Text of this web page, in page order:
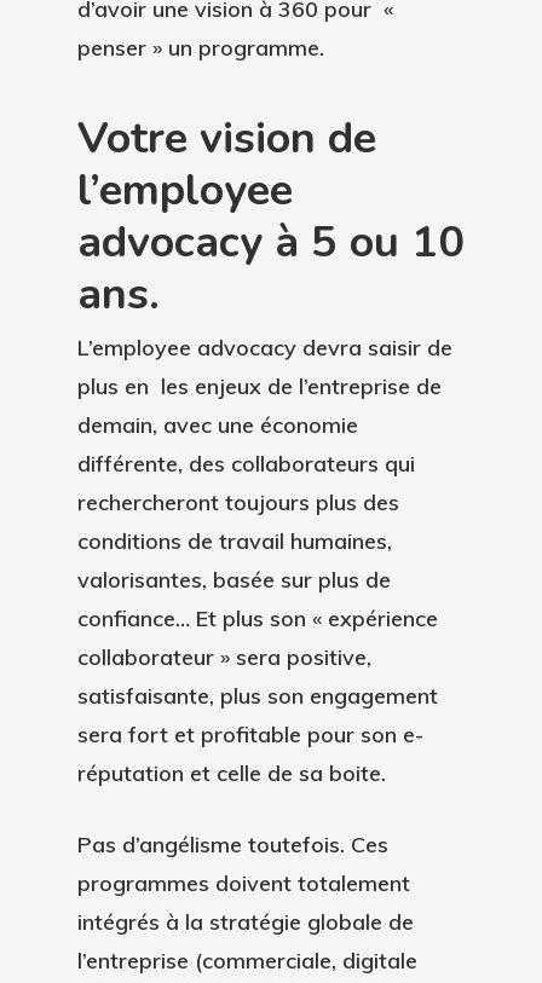
d’avoir une vision à 360 pour «
penser » un programme.
Votre vision de
l’employee
advocacy à 5 ou 10
ans.
L’employee advocacy devra saisir de
plus en les enjeux de l’entreprise de
demain, avec une économie
différente, des collaborateurs qui
rechercheront toujours plus des
conditions de travail humaines,
valorisantes, basée sur plus de
confiance… Et plus son « expérience
collaborateur » sera positive,
satisfaisante, plus son engagement
sera fort et profitable pour son e-
réputation et celle de sa boite.
Pas d’angélisme toutefois. Ces
programmes doivent totalement
intégrés à la stratégie globale de
l’entreprise (commerciale, digitale
Plateforme
Accompagnement
Tarifs
Influence De Marque
Social Selling
Marque Employeur
Communication
Accompagnement Du
Ressources
Ebook
Advocacy Strategy
Guide Du Programme
Ambassadeur Idéal
Blog
Contact
Demander
Démo